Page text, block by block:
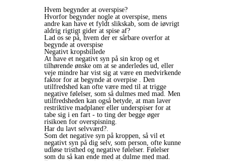
Hvem begynder at overspise?
Hvorfor begynder nogle at overspise, mens
andre kan have et fyldt slikskab, som de iøvrigt
aldrig rigtigt gider at spise af?
Lad os se på, hvem der er sårbare overfor at
begynde at overspise
Negativt kropsbillede
At have et negativt syn på sin krop og et
tilhørende ønske om at se anderledes ud, eller
veje mindre har vist sig at være en medvirkende
faktor for at begynde at overpise . Den
utilfredshed kan ofte være med til at trigge
negative følelser, som så dulmes med mad. Men
utilfredsheden kan også betyde, at man laver
restriktive madplaner eller underspiser for at
tabe sig i en fart - to ting der begge øger
risikoen for overspisning.
Har du lavt selvværd?.
Som det negative syn på kroppen, så vil et
negativt syn på dig selv, som person, ofte kunne
udløse tristhed og negative følelser. Følelser
som du så kan ende med at dulme med mad.